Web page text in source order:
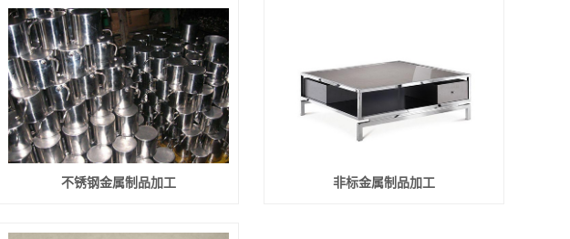
不锈钢金属制品加工 非标金属制品加工